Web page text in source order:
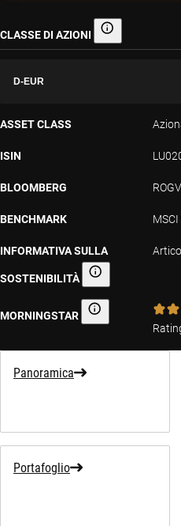
CLASSE DI AZIONI Classe di azioni
D-EUR
ASSET CLASS
ISIN
BLOOMBERG
BENCHMARK
INFORMATIVA SULLA
SOSTENIBILITÀ Informativa sulla
MORNINGSTAR Morningstar
Panoramica
Portafoglio